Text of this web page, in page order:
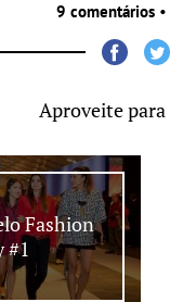
9 comentários
Aproveite
Fashion
#1